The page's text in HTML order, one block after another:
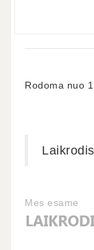
Rodoma nuo
Mes esame